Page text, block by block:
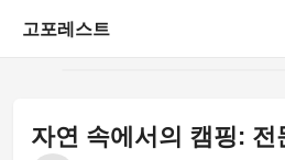
고포레스트
게시판
자연 속에서의 캠핑: 전